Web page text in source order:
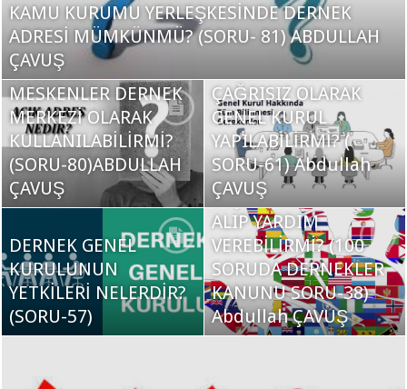
KAMU KURUMU YERLEŞKESİNDE DERNEK
ADRESİ MÜMKÜNMÜ? (SORU- 81) ABDULLAH
ÇAVUŞ
MESKENLER DERNEK
MERKEZİ OLARAK
KULLANILABİLİRMİ?
(SORU-80)ABDULLAH
ÇAVUŞ
DERNEKLER
TOPLANTISIZ VE
ÇAĞRISIZ OLARAK
GENEL KURUL
YAPILABİLİRMİ? (
SORU-61) Abdullah
ÇAVUŞ
DERNEK GENEL
KURULUNUN
YETKİLERİ NELERDİR?
(SORU-57)
DERNEKLER YURT
DIŞINDAN YARDIM
ALIP YARDIM
VEREBİLİRMİ? (100
SORUDA DERNEKLER
KANUNU SORU-38)
Abdullah ÇAVUŞ